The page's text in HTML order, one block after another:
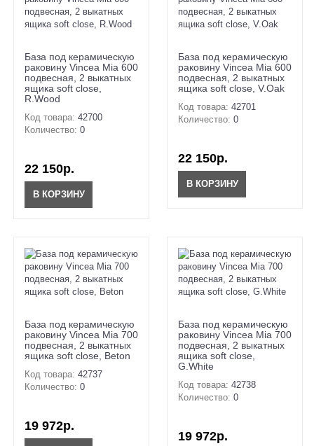
База под керамическую
раковину Vincea Mia 600
подвесная, 2 выкатных
ящика soft close,
R.Wood
Код товара: 42700
Количество: 0
22 150р.
В КОРЗИНУ
База под керамическую
раковину Vincea Mia 600
подвесная, 2 выкатных
ящика soft close, V.Oak
Код товара: 42701
Количество: 0
22 150р.
В КОРЗИНУ
База под керамическую
раковину Vincea Mia 700
подвесная, 2 выкатных
ящика soft close, Beton
Код товара: 42737
Количество: 0
19 972р.
База под керамическую
раковину Vincea Mia 700
подвесная, 2 выкатных
ящика soft close,
G.White
Код товара: 42738
Количество: 0
19 972р.